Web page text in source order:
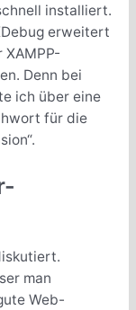
installiert.
erweitert
Denn bei
ich über eine
für die
man
Web-